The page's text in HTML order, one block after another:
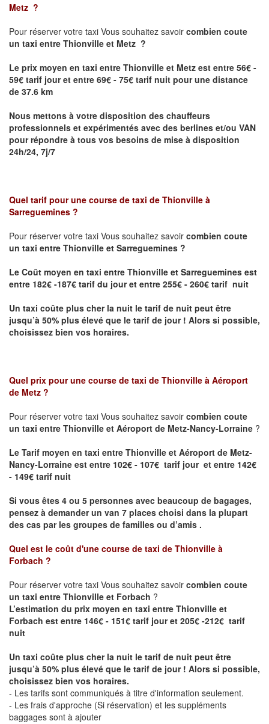
Metz ?
Pour réserver votre taxi Vous souhaitez savoir combien coute
un taxi entre Thionville et Metz ?
Le prix moyen en taxi entre Thionville et Metz est entre 56€ -
59€ tarif jour et entre 69€ - 75€ tarif nuit pour une distance
de 37.6 km
Nous mettons à votre disposition des chauffeurs
professionnels et expérimentés avec des berlines et/ou VAN
pour répondre à tous vos besoins de mise à disposition
24h/24, 7j/7
Quel tarif pour une course de taxi de Thionville à
Sarreguemines ?
Pour réserver votre taxi Vous souhaitez savoir combien coute
un taxi entre Thionville et Sarreguemines ?
Le Coût moyen en taxi entre Thionville et Sarreguemines est
entre 182€ -187€ tarif du jour et entre 255€ - 260€ tarif nuit
Un taxi coûte plus cher la nuit le tarif de nuit peut être
jusqu’à 50% plus élevé que le tarif de jour ! Alors si possible,
choisissez bien vos horaires.
Quel prix pour une course de taxi de Thionville à Aéroport
de Metz ?
Pour réserver votre taxi Vous souhaitez savoir combien coute
un taxi entre Thionville et Aéroport de Metz-Nancy-Lorraine ?
Le Tarif moyen en taxi entre Thionville et Aéroport de Metz-
Nancy-Lorraine est entre 102€ - 107€ tarif jour et entre 142€
- 149€ tarif nuit
Si vous êtes 4 ou 5 personnes avec beaucoup de bagages,
pensez à demander un van 7 places choisi dans la plupart
des cas par les groupes de familles ou d’amis .
Quel est le coût d'une course de taxi de Thionville à
Forbach ?
Pour réserver votre taxi Vous souhaitez savoir combien coute
un taxi entre Thionville et Forbach ?
L’estimation du prix moyen en taxi entre Thionville et
Forbach est entre 146€ - 151€ tarif jour et 205€ -212€ tarif
nuit
Un taxi coûte plus cher la nuit le tarif de nuit peut être
jusqu’à 50% plus élevé que le tarif de jour ! Alors si possible,
choisissez bien vos horaires.
- Les tarifs sont communiqués à titre d'information seulement.
- Les frais d'approche (Si réservation) et les suppléments
baggages sont à ajouter